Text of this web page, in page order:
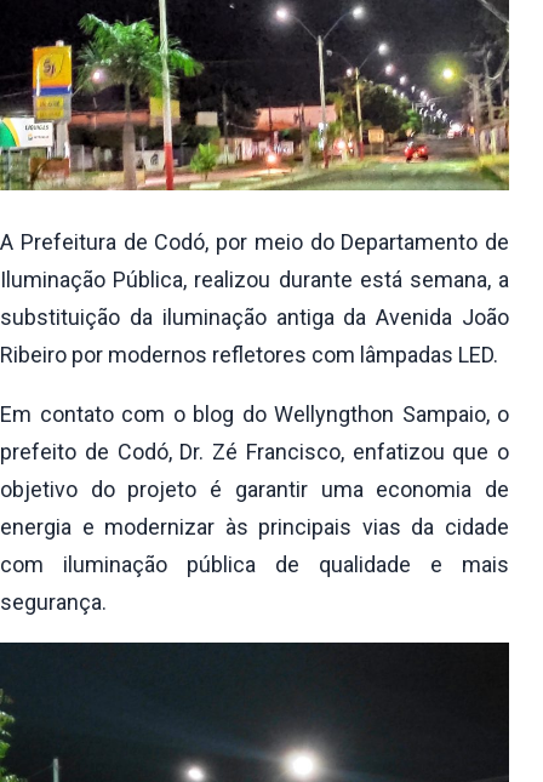
A Prefeitura de Codó, por meio do Departamento de
Iluminação Pública, realizou durante está semana, a
substituição da iluminação antiga da Avenida João
Ribeiro por modernos refletores com lâmpadas LED.
Em contato com o blog do Wellyngthon Sampaio, o
prefeito de Codó, Dr. Zé Francisco, enfatizou que o
objetivo do projeto é garantir uma economia de
energia e modernizar às principais vias da cidade
com iluminação pública de qualidade e mais
segurança.